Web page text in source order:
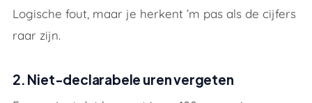
Logische fout, maar je herkent ’m pas als de cijfers
raar zijn.
2. Niet-declarabele uren vergeten